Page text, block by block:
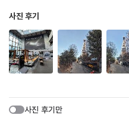
사진 후기
사진 후기만